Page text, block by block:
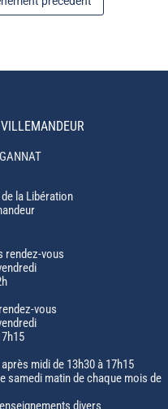
la Libération
rendez-vous
vous
midi de 13h30 à 17h15
samedi matin de chaque mois de
divers